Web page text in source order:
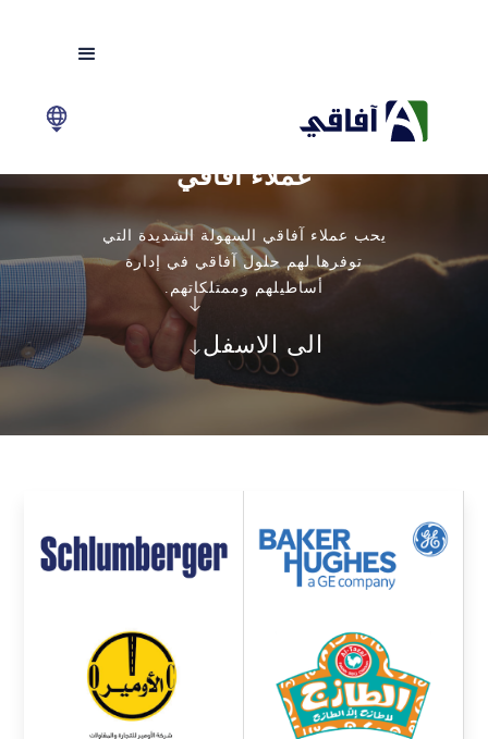
عملاء آفاقي
يحب عملاء آفاقي السهولة الشديدة التي
توفرها لهم حلول آفاقي في إدارة
أساطيلهم وممتلكاتهم.
الى الاسفل